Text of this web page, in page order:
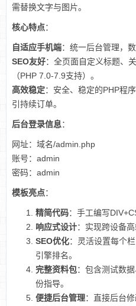
需替换文字与图片。
核心特点：
自适应手机端：统一后台管理，
SEO友好：全页面自定义标题、
（PHP 7.0-7.9支持）。
高效稳定：安全、稳定的PHP程
引持续订单。
后台登录信息：
网址：域名/admin.php
账号：admin
密码：admin
模板亮点：
精简代码：手工编写
响应式设计：实现跨设备高
SEO优化：灵活设置每个
引擎排名。
完整资料包：包含测试数
份指导。
便捷后台管理：直接后台